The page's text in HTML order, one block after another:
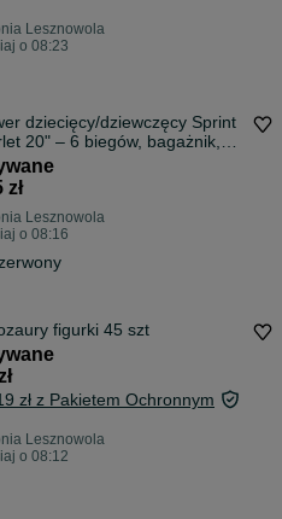
Lesznowola
o 08:23
dziecięcy/dziewczęcy Sprint
20" – 6 biegów, bagażnik,
zł
Lesznowola
o 08:16
figurki 45 szt
zł z Pakietem Ochronnym
Lesznowola
o 08:12